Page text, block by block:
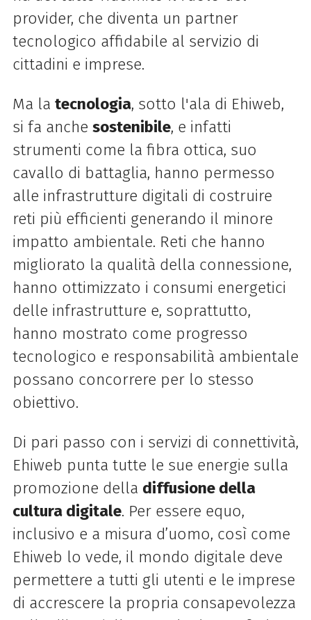
provider, che diventa un partner
tecnologico affidabile al servizio di
cittadini e imprese.
Ma la tecnologia, sotto l'ala di Ehiweb,
si fa anche sostenibile, e infatti
strumenti come la fibra ottica, suo
cavallo di battaglia, hanno permesso
alle infrastrutture digitali di costruire
reti più efficienti generando il minore
impatto ambientale. Reti che hanno
migliorato la qualità della connessione,
hanno ottimizzato i consumi energetici
delle infrastrutture e, soprattutto,
hanno mostrato come progresso
tecnologico e responsabilità ambientale
possano concorrere per lo stesso
obiettivo.
Di pari passo con i servizi di connettività,
Ehiweb punta tutte le sue energie sulla
promozione della diffusione della
cultura digitale. Per essere equo,
inclusivo e a misura d’uomo, così come
Ehiweb lo vede, il mondo digitale deve
permettere a tutti gli utenti e le imprese
di accrescere la propria consapevolezza